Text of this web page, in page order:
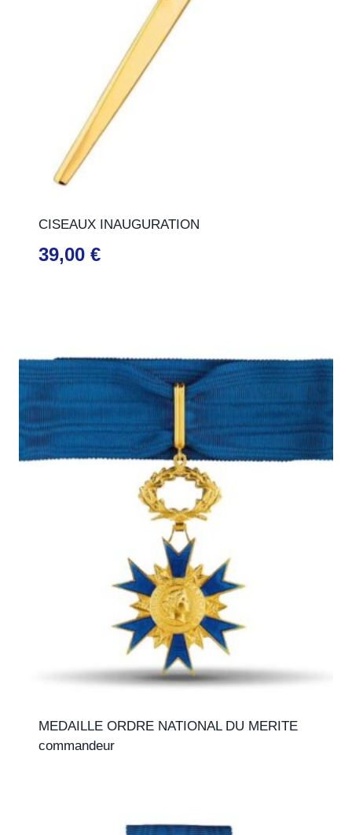
CISEAUX INAUGURATION
39,00 €
MEDAILLE ORDRE NATIONAL DU MERITE
commandeur